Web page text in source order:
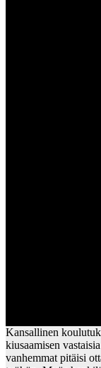
Kansallinen
kiusaamisen
vanhemmat pitäisi